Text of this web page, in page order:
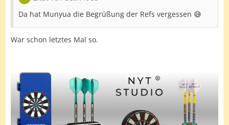
Da hat Munyua die Begrüßung der Refs vergessen 😅
War schon letztes Mal so.